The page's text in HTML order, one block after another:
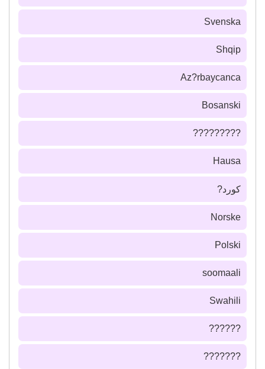
Svenska
Shqip
Az?rbaycanca
Bosanski
?????????
Hausa
كورد?
Norske
Polski
soomaali
Swahili
??????
???????